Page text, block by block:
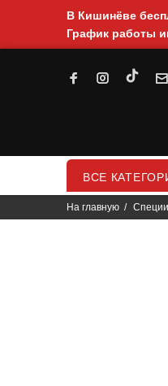
В Кишинёве
График работы
ВСЕ
На главную